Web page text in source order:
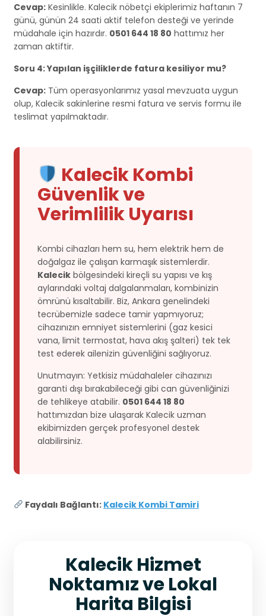
Cevap: Kesinlikle. Kalecik nöbetçi ekiplerimiz haftanın 7
günü, günün 24 saati aktif telefon desteği ve yerinde
müdahale için hazırdır. 0501 644 18 80 hattımız her
zaman aktiftir.
Soru 4: Yapılan işçiliklerde fatura kesiliyor mu?
Cevap: Tüm operasyonlarımız yasal mevzuata uygun
olup, Kalecik sakinlerine resmi fatura ve servis formu ile
teslimat yapılmaktadır.
Kalecik Kombi
Güvenlik ve
Verimlilik Uyarısı
Kombi cihazları hem su, hem elektrik hem de
doğalgaz ile çalışan karmaşık sistemlerdir.
Kalecik bölgesindeki kireçli su yapısı ve kış
aylarındaki voltaj dalgalanmaları, kombinizin
ömrünü kısaltabilir. Biz, Ankara genelindeki
tecrübemizle sadece tamir yapmıyoruz;
cihazınızın emniyet sistemlerini (gaz kesici
vana, limit termostat, hava akış şalteri) tek tek
test ederek ailenizin güvenliğini sağlıyoruz.
Unutmayın: Yetkisiz müdahaleler cihazınızı
garanti dışı bırakabileceği gibi can güvenliğinizi
de tehlikeye atabilir. 0501 644 18 80
hattımızdan bize ulaşarak Kalecik uzman
ekibimizden gerçek profesyonel destek
alabilirsiniz.
Faydalı Bağlantı: Kalecik Kombi Tamiri
Kalecik Hizmet
Noktamız ve Lokal
Harita Bilgisi